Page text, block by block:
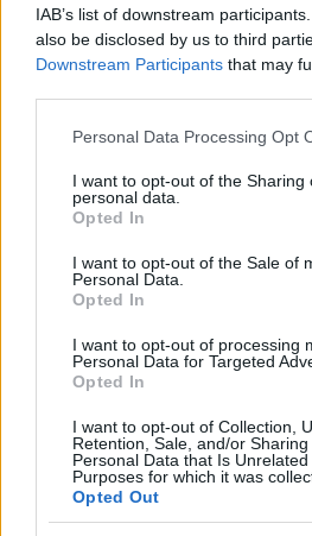
IAB’s list of downstream
also be disclosed by us to third
Downstream Participants that may
Please note that this website/app
not limited to your visit or usage
grant or deny consent to Google
use your data for below specified
consent section.
Personal Data Processing Opt
I want to opt-out of the Sharing
personal data.
Opted In
I want to opt-out of the Sale of
Personal Data.
Opted In
I want to opt-out of processing
Personal Data for Targeted
Opted In
I want to opt-out of Collection,
Retention, Sale, and/or
Personal Data that Is
Purposes for which it was
Opted Out
Az olaszországi Garda-tó
Villa d'Este ad otthont
Concorso d'Eleganza
történelmi autók és
legrangosabb seregszemléje.
Video
Player
This
window.
The media could not be
the server or network failed or